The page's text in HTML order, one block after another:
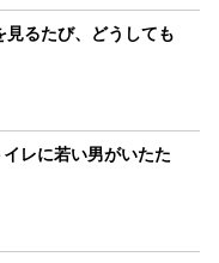
るたび、どうしても
イレに若い男がいたた